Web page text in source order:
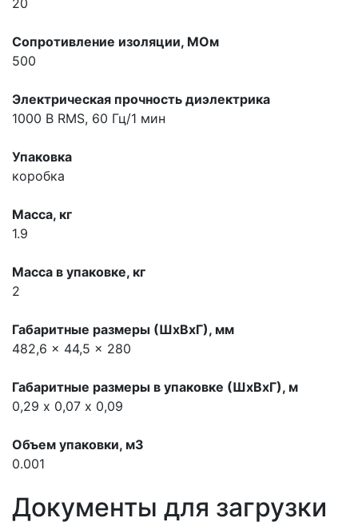
20
Сопротивление изоляции, МОм
500
Электрическая прочность диэлектрика
1000 В RMS, 60 Гц/1 мин
Упаковка
коробка
Масса, кг
1.9
Масса в упаковке, кг
2
Габаритные размеры (ШхВхГ), мм
482,6 x 44,5 x 280
Габаритные размеры в упаковке (ШхВхГ), м
0,29 х 0,07 х 0,09
Объем упаковки, м3
0.001
Документы для загрузки